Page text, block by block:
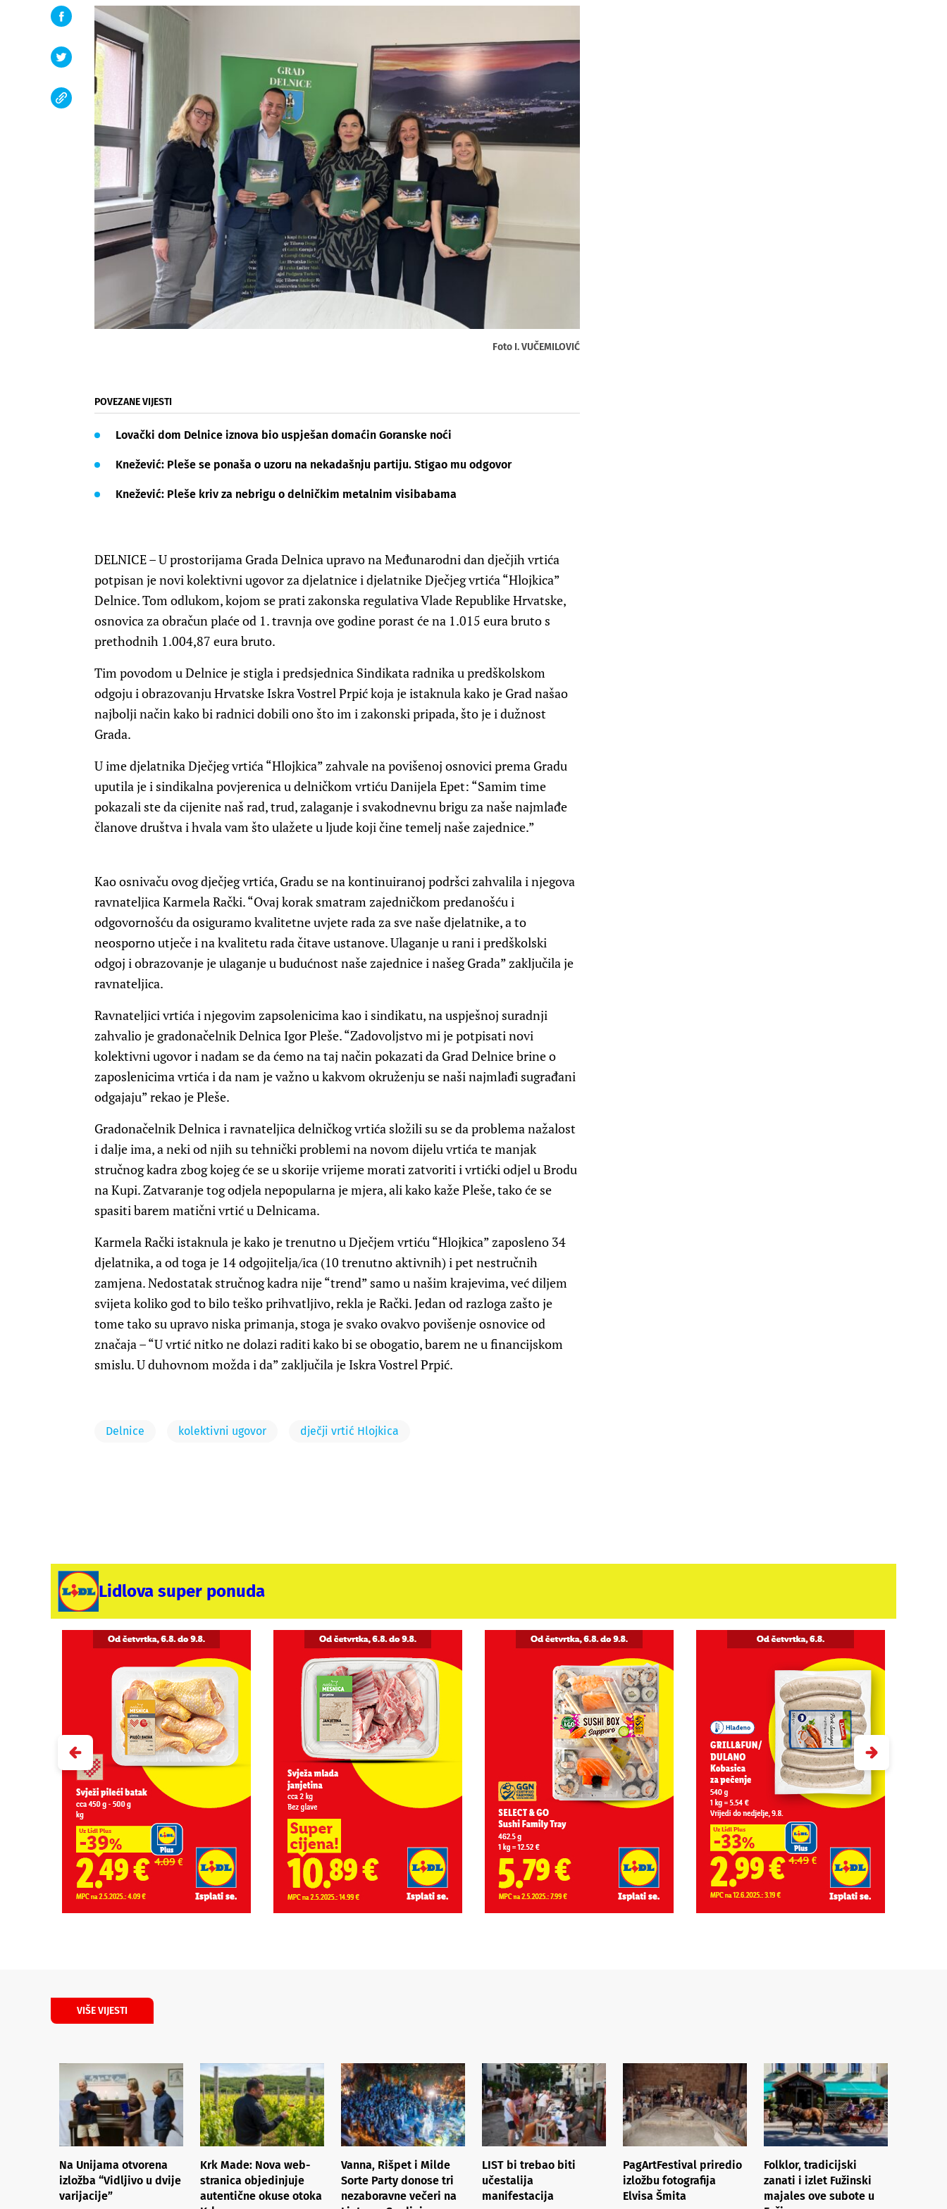
Foto I. VUČEMILOVIĆ
POVEZANE VIJESTI
Lovački dom Delnice iznova bio uspješan domaćin Goranske noći
Knežević: Pleše se ponaša o uzoru na nekadašnju partiju. Stigao mu odgovor
Knežević: Pleše kriv za nebrigu o delničkim metalnim visibabama
DELNICE – U prostorijama Grada Delnica upravo na Međunarodni dan dječjih vrtića
potpisan je novi kolektivni ugovor za djelatnice i djelatnike Dječjeg vrtića “Hlojkica”
Delnice. Tom odlukom, kojom se prati zakonska regulativa Vlade Republike Hrvatske,
osnovica za obračun plaće od 1. travnja ove godine porast će na 1.015 eura bruto s
prethodnih 1.004,87 eura bruto.
Tim povodom u Delnice je stigla i predsjednica Sindikata radnika u predškolskom
odgoju i obrazovanju Hrvatske Iskra Vostrel Prpić koja je istaknula kako je Grad našao
najbolji način kako bi radnici dobili ono što im i zakonski pripada, što je i dužnost
Grada.
U ime djelatnika Dječjeg vrtića “Hlojkica” zahvale na povišenoj osnovici prema Gradu
uputila je i sindikalna povjerenica u delničkom vrtiću Danijela Epet: “Samim time
pokazali ste da cijenite naš rad, trud, zalaganje i svakodnevnu brigu za naše najmlađe
članove društva i hvala vam što ulažete u ljude koji čine temelj naše zajednice.”
Kao osnivaču ovog dječjeg vrtića, Gradu se na kontinuiranoj podršci zahvalila i njegova
ravnateljica Karmela Rački. “Ovaj korak smatram zajedničkom predanošću i
odgovornošću da osiguramo kvalitetne uvjete rada za sve naše djelatnike, a to
neosporno utječe i na kvalitetu rada čitave ustanove. Ulaganje u rani i predškolski
odgoj i obrazovanje je ulaganje u budućnost naše zajednice i našeg Grada” zaključila je
ravnateljica.
Ravnateljici vrtića i njegovim zapsolenicima kao i sindikatu, na uspješnoj suradnji
zahvalio je gradonačelnik Delnica Igor Pleše. “Zadovoljstvo mi je potpisati novi
kolektivni ugovor i nadam se da ćemo na taj način pokazati da Grad Delnice brine o
zaposlenicima vrtića i da nam je važno u kakvom okruženju se naši najmlađi sugrađani
odgajaju” rekao je Pleše.
Gradonačelnik Delnica i ravnateljica delničkog vrtića složili su se da problema nažalost
i dalje ima, a neki od njih su tehnički problemi na novom dijelu vrtića te manjak
stručnog kadra zbog kojeg će se u skorije vrijeme morati zatvoriti i vrtićki odjel u Brodu
na Kupi. Zatvaranje tog odjela nepopularna je mjera, ali kako kaže Pleše, tako će se
spasiti barem matični vrtić u Delnicama.
Karmela Rački istaknula je kako je trenutno u Dječjem vrtiću “Hlojkica” zaposleno 34
djelatnika, a od toga je 14 odgojitelja/ica (10 trenutno aktivnih) i pet nestručnih
zamjena. Nedostatak stručnog kadra nije “trend” samo u našim krajevima, već diljem
svijeta koliko god to bilo teško prihvatljivo, rekla je Rački. Jedan od razloga zašto je
tome tako su upravo niska primanja, stoga je svako ovakvo povišenje osnovice od
značaja – “U vrtić nitko ne dolazi raditi kako bi se obogatio, barem ne u financijskom
smislu. U duhovnom možda i da” zaključila je Iskra Vostrel Prpić.
Delnice kolektivni ugovor dječji vrtić Hlojkica
Lidlova super ponuda
VIŠE VIJESTI
Na Unijama otvorena
izložba “Vidljivo u dvije
varijacije”
Krk Made: Nova web-
stranica objedinjuje
autentične okuse otoka
Vanna, Rišpet i Milde
Sorte Party donose tri
nezaboravne večeri na
LIST bi trebao biti
učestalija
manifestacija
PagArtFestival priredio
izložbu fotografija
Elvisa Šmita
Folklor, tradicijski
zanati i izlet Fužinski
majales ove subote u